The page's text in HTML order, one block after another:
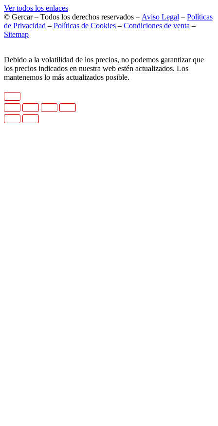
Ver todos los enlaces
© Gercar – Todos los derechos reservados – Aviso Legal – Políticas
de Privacidad – Políticas de Cookies – Condiciones de venta –
Sitemap
Debido a la volatilidad de los precios, no podemos garantizar que
los precios indicados en nuestra web estén actualizados. Los
mantenemos lo más actualizados posible.